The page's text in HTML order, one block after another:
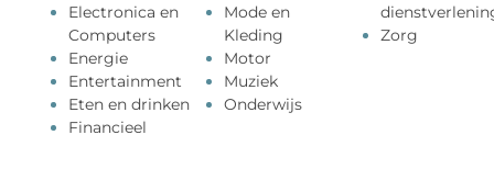
Electronica en
Computers
Energie
Entertainment
Eten en drinken
Financieel
Mode en
Kleding
Motor
Muziek
Onderwijs
Zorg